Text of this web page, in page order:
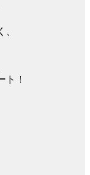
ト！